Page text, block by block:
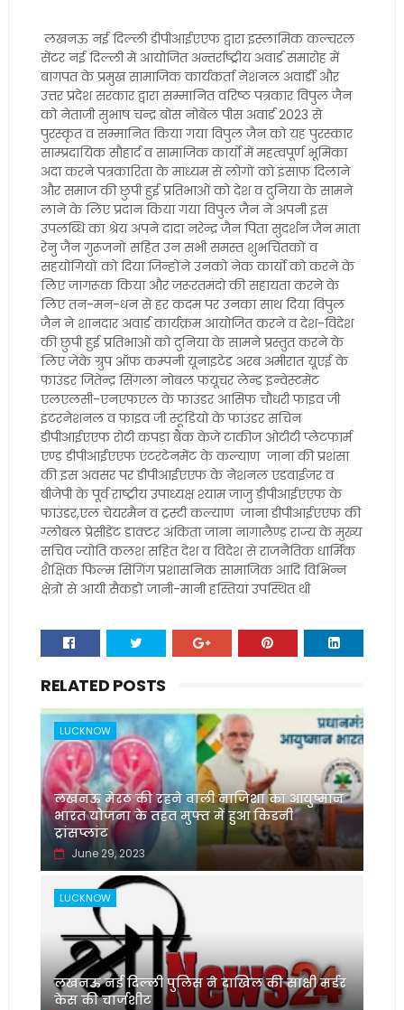
लखनऊ नई दिल्ली डीपीआईएएफ द्वारा इस्लामिक कल्चरल
सेंटर नई दिल्ली में आयोजित अन्तर्राष्ट्रीय अवार्ड समारोह में
बागपत के प्रमुख सामाजिक कार्यकर्ता नेशनल अवार्डी और
उत्तर प्रदेश सरकार द्वारा सम्मानित वरिष्ठ पत्रकार विपुल जैन
को नेताजी सुभाष चन्द्र बोस नोबेल पीस अवार्ड 2023 से
पुरस्कृत व सम्मानित किया गया विपुल जैन को यह पुरस्कार
साम्प्रदायिक सौहार्द व सामाजिक कार्यो में महत्वपूर्ण भूमिका
अदा करने पत्रकारिता के माध्यम से लोगों को इंसाफ दिलाने
और समाज की छुपी हुई प्रतिभाओं को देश व दुनिया के सामने
लाने के लिए प्रदान किया गया विपुल जैन ने अपनी इस
उपलब्धि का श्रेय अपने दादा नरेन्द्र जैन पिता सुदर्शन जैन माता
रेनु जैन गुरूजनों सहित उन सभी समस्त शुभचिंतकों व
सहयोगियों को दिया जिन्होंने उनको नेक कार्यो को करने के
लिए जागरूक किया और जरूरतमंदो की सहायता करने के
लिए तन-मन-धन से हर कदम पर उनका साथ दिया विपुल
जैन ने शानदार अवार्ड कार्यक्रम आयोजित करने व देश-विदेश
की छुपी हुई प्रतिभाओं को दुनिया के सामने प्रस्तुत करने के
लिए जेके ग्रुप ऑफ कम्पनी यूनाइटेड अरब अमीरात यूएई के
फाउंडर जितेन्द्र सिंगला नोबल फयूचर लेन्ड इन्वेस्टमेंट
एलएलसी-एनएफएल के फाउंडर आसिफ चौधरी फाइव जी
इंटरनेशनल व फाइव जी स्टूडियो के फाउंडर सचिन
डीपीआईएएफ रोटी कपड़ा बैंक केजे टाकीज ओटीटी प्लेटफार्म
एण्ड़ डीपीआईएएफ एंटरटेनमेंट के कल्याण जाना की प्रशंसा
की इस अवसर पर डीपीआईएएफ के नेशनल एडवाईजर व
बीजेपी के पूर्व राष्ट्रीय उपाध्यक्ष श्याम जाजु डीपीआईएएफ के
फाउंडर,एल चेयरमैन व ट्रस्टी कल्याण जाना डीपीआईएएफ की
ग्लोबल प्रेसीडेंट डाक्टर अंकिता जाना नागालैण्ड़ राज्य के मुख्य
सचिव ज्योति कलश सहित देश व विदेश से राजनैतिक धार्मिक
शैक्षिक फिल्म सिंगिंग प्रशासनिक सामाजिक आदि विभिन्न
क्षेत्रों से आयी सैकड़ों जानी-मानी हस्तियां उपस्थित थी
RELATED POSTS
LUCKNOW
लखनऊ मेरठ की रहने वाली नाजिशा का आयुष्मान
भारत योजना के तहत मुफ्त में हुआ किडनी
ट्रांसप्लांट
June 29, 2023
LUCKNOW
लखनऊ नई दिल्ली पुलिस ने दाखिल की साक्षी मर्डर
केस की चार्जशीट